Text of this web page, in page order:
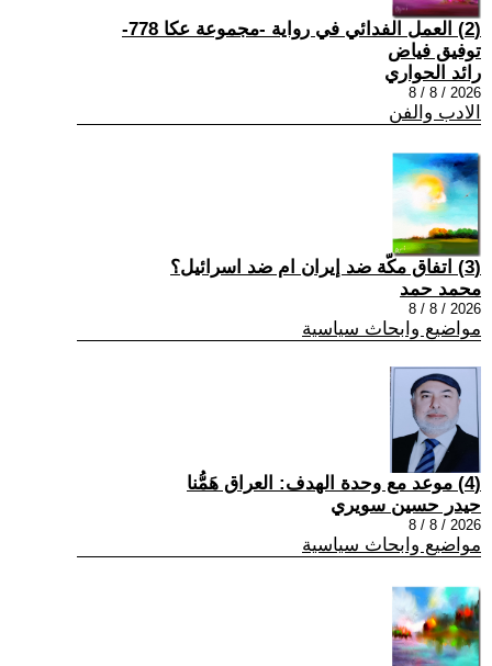
(2) العمل الفدائي في رواية -مجموعة عكا 778-
توفيق فياض
رائد الحواري
2026 / 8 / 8
الادب والفن
(3) اتفاق مكّة ضد إيران ام ضد اسرائيل؟
محمد حمد
2026 / 8 / 8
مواضيع وابحاث سياسية
(4) موعد مع وحدة الهدف: العراق هَمُّنا
حيدر حسين سويري
2026 / 8 / 8
مواضيع وابحاث سياسية